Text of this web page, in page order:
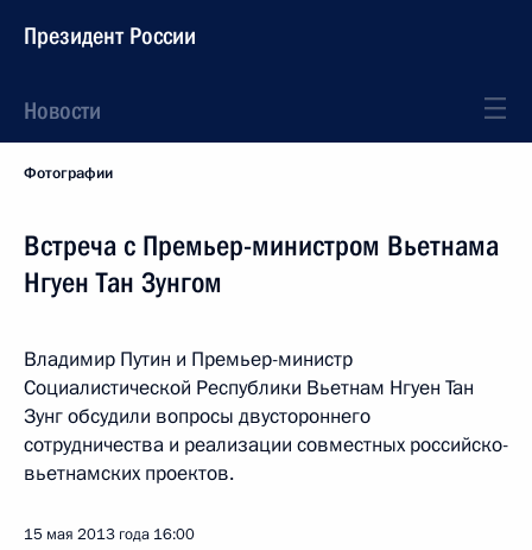
Президент России
Новости
Фотографии
Встреча с Премьер-министром Вьетнама
Нгуен Тан Зунгом
Владимир Путин и Премьер-министр
Социалистической Республики Вьетнам Нгуен Тан
Зунг обсудили вопросы двустороннего
сотрудничества и реализации совместных российско-
вьетнамских проектов.
15 мая 2013 года 16:00